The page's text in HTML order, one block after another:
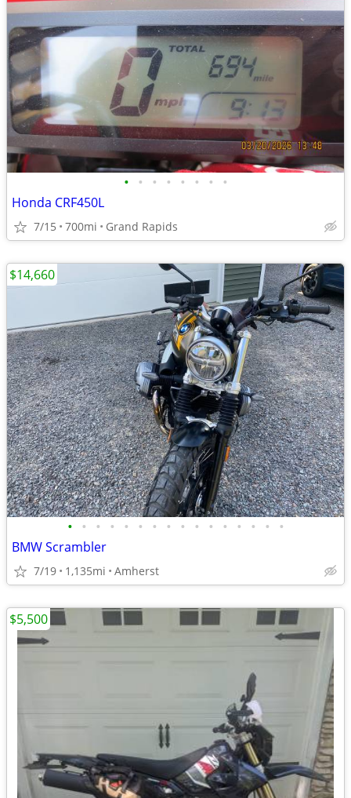
• • • • • • • •
Honda CRF450L
7/15 700mi Grand Rapids
• • • • • • • • • • • • • • • •
BMW Scrambler
7/19 1,135mi Amherst
$14,660
$5,500